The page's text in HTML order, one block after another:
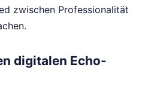
zwischen Professionalität
digitalen Echo-